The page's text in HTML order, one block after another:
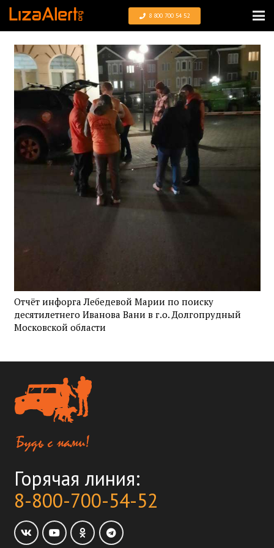
8 800 700 54 52
Отчёт инфорга Лебедевой Марии по поиску
десятилетнего Иванова Вани в г.о. Долгопрудный
Московской области
Горячая линия:
8-800-700-54-52